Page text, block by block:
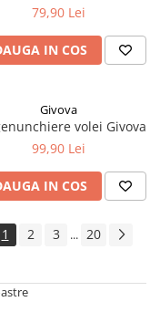
79,90 Lei
IN COS
Givova
volei Givova
99,90 Lei
IN COS
1 2 3 ... 20